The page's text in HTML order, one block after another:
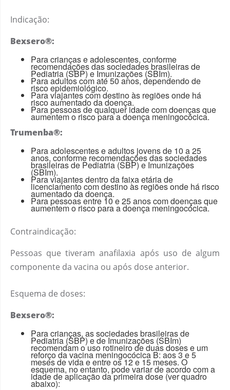
Indicação:
Bexsero®:
Para crianças e adolescentes, conforme
recomendações das sociedades brasileiras de
Pediatria (SBP) e Imunizações (SBIm).
Para adultos com até 50 anos, dependendo de
risco epidemiológico.
Para viajantes com destino às regiões onde há
risco aumentado da doença.
Para pessoas de qualquer idade com doenças que
aumentem o risco para a doença meningocócica.
Trumenba®:
Para adolescentes e adultos jovens de 10 a 25
anos, conforme recomendações das sociedades
brasileiras de Pediatria (SBP) e Imunizações
(SBIm).
Para viajantes dentro da faixa etária de
licenciamento com destino às regiões onde há risco
aumentado da doença.
Para pessoas entre 10 e 25 anos com doenças que
aumentem o risco para a doença meningocócica.
Contraindicação:
Pessoas que tiveram anafilaxia após uso de algum
componente da vacina ou após dose anterior.
Esquema de doses:
Bexsero®:
Para crianças, as sociedades brasileiras de
Pediatria (SBP) e de Imunizações (SBIm)
recomendam o uso rotineiro de duas doses e um
reforço da vacina meningocócica B: aos 3 e 5
meses de vida e entre os 12 e 15 meses. O
esquema, no entanto, pode variar de acordo com a
idade de aplicação da primeira dose (ver quadro
abaixo):